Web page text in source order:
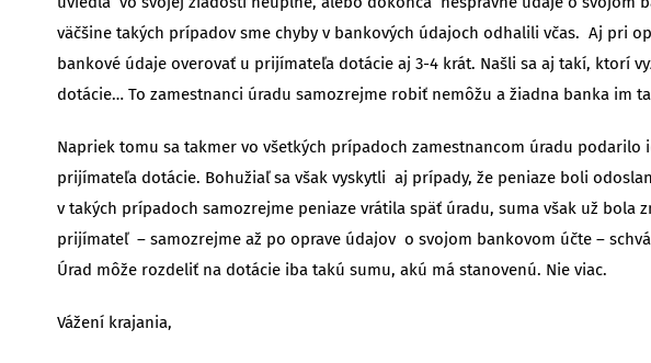
väčšine takých prípadov sme chyby v bankových údajoch odhalili včas. Aj pri
bankové údaje overovať u prijímateľa dotácie aj 3-4 krát. Našli sa aj takí, ktorí
dotácie… To zamestnanci úradu samozrejme robiť nemôžu a žiadna banka im
Napriek tomu sa takmer vo všetkých prípadoch zamestnancom úradu
prijímateľa dotácie. Bohužiaľ sa však vyskytli aj prípady, že peniaze boli
v takých prípadoch samozrejme peniaze vrátila späť úradu, suma však už
prijímateľ – samozrejme až po oprave údajov o svojom bankovom účte –
Úrad môže rozdeliť na dotácie iba takú sumu, akú má stanovenú. Nie viac.
Vážení krajania,